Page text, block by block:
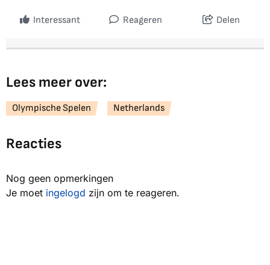
Interessant Reageren Delen
Lees meer over:
Olympische Spelen Netherlands
Reacties
Nog geen opmerkingen
Je moet ingelogd zijn om te reageren.